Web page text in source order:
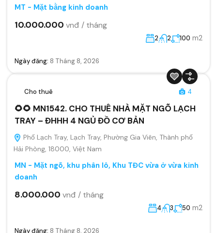
MT - Mặt bằng kinh doanh
10.000.000 vnđ / tháng
2 2 100 m2
Ngày đăng: 8 Tháng 8, 2026
Cho thuê 4
🌻🌻 MN1542. CHO THUÊ NHÀ MẶT NGÕ LẠCH
TRAY – ĐHHH 4 NGỦ ĐỒ CƠ BẢN
Phố Lạch Tray, Lạch Tray, Phường Gia Viên, Thành phố
Hải Phòng, 18000, Việt Nam
MN - Mặt ngõ, khu phân lô, Khu TĐC vừa ở vừa kinh
doanh
8.000.000 vnđ / tháng
4 3 50 m2
Ngày đăng: 8 Tháng 8, 2026